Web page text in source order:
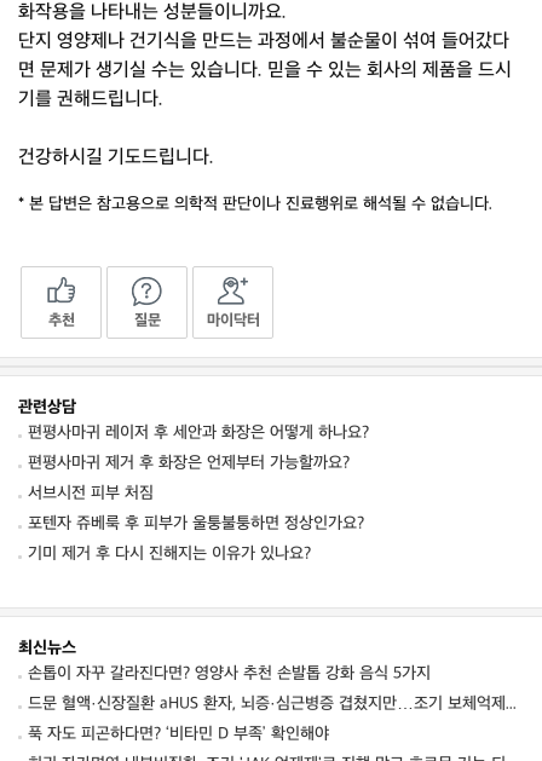
화작용을 나타내는 성분들이니까요.
단지 영양제나 건기식을 만드는 과정에서 불순물이 섞여 들어갔다
면 문제가 생기실 수는 있습니다. 믿을 수 있는 회사의 제품을 드시
기를 권해드립니다.
건강하시길 기도드립니다.
* 본 답변은 참고용으로 의학적 판단이나 진료행위로 해석될 수 없습니다.
추천 질문 마이닥터
관련상담
편평사마귀 레이저 후 세안과 화장은 어떻게 하나요?
편평사마귀 제거 후 화장은 언제부터 가능할까요?
서브시전 피부 처짐
포텐자 쥬베룩 후 피부가 울퉁불퉁하면 정상인가요?
기미 제거 후 다시 진해지는 이유가 있나요?
최신뉴스
손톱이 자꾸 갈라진다면? 영양사 추천 손발톱 강화 음식 5가지
드문 혈액·신장질환 aHUS 환자, 뇌증·심근병증 겹쳤지만…조기 보체억제치료로 신경학적 회복 보여
푹 자도 피곤하다면? ‘비타민 D 부족’ 확인해야